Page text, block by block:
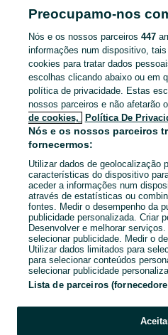
CATEGORIA
Mapa do site
Mapa das freguesias
Mapa de mini-sites
Pesquisas populares
Preocupamo-nos
Nós e os nossos parceiros 447
informações num dispositivo,
cookies para tratar dados
escolhas clicando abaixo ou em
política de privacidade. Estas
nossos parceiros e não afetarão
de cookies,
Política De
Nós e os nossos parceiros
fornecermos:
Utilizar dados de geolocalização
características do dispositivo
aceder a informações num
através de estatísticas ou
fontes. Medir o desempenho da
publicidade personalizada. Criar
Desenvolver e melhorar
selecionar publicidade. Medir o
Utilizar dados limitados para
para selecionar conteúdos
selecionar publicidade
Lista de parceiros